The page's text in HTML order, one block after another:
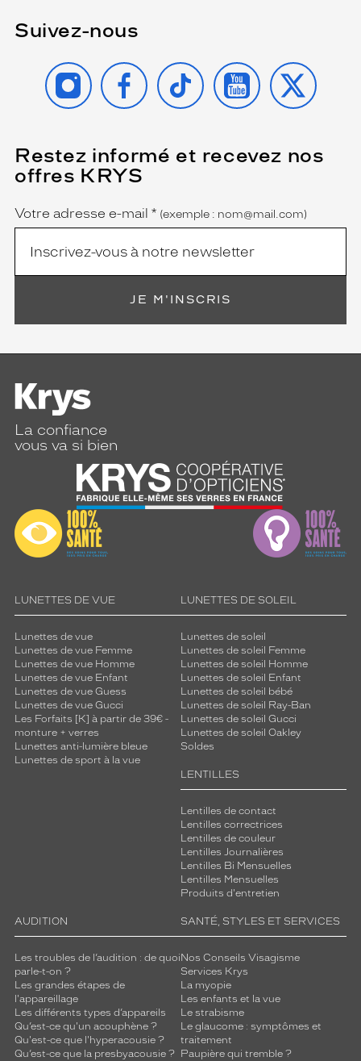
Suivez-nous
INSTAGRAMFACEBOOK
TIKTOK YOUTUBE
X
Restez informé et recevez nos
offres KRYS
Name
Votre adresse e-mail *
(Ce
champ
est
obligatoire)
(exemple : nom@mail.com)
JE M'INSCRIS
La confiance
vous va si bien
LUNETTES DE VUE
Lunettes de vue
Lunettes de vue Femme
Lunettes de vue Homme
Lunettes de vue Enfant
Lunettes de vue Guess
Lunettes de vue Gucci
Les Forfaits [K] à partir de 39€ -
monture + verres
Lunettes anti-lumière bleue
Lunettes de sport à la vue
LUNETTES DE SOLEIL
Lunettes de soleil
Lunettes de soleil Femme
Lunettes de soleil Homme
Lunettes de soleil Enfant
Lunettes de soleil bébé
Lunettes de soleil Ray-Ban
Lunettes de soleil Gucci
Lunettes de soleil Oakley
Soldes
LENTILLES
Lentilles de contact
Lentilles correctrices
Lentilles de couleur
Lentilles Journalières
Lentilles Bi Mensuelles
Lentilles Mensuelles
Produits d'entretien
AUDITION
Les troubles de l’audition : de quoi
parle-t-on ?
Les grandes étapes de
l'appareillage
Les différents types d’appareils
Qu’est-ce qu'un acouphène ?
Qu'est-ce que l'hyperacousie ?
Qu’est-ce que la presbyacousie ?
SANTÉ, STYLES ET SERVICES
Nos Conseils Visagisme
Services Krys
La myopie
Les enfants et la vue
Le strabisme
Le glaucome : symptômes et
traitement
Paupière qui tremble ?